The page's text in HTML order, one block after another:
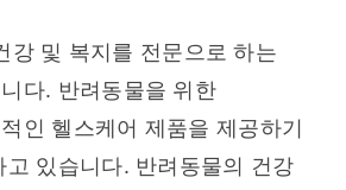
강 및 복지를 전문으로 하는
다. 반려동물을 위한
인 헬스케어 제품을 제공하기
고 있습니다. 반려동물의 건강